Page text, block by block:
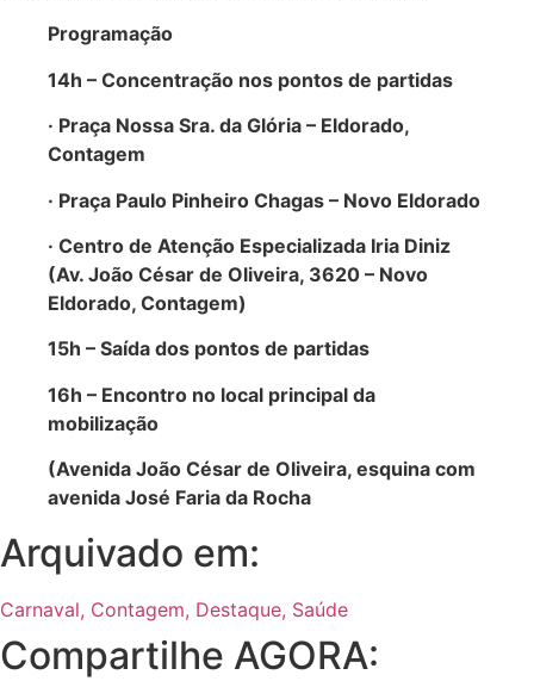
Programação
14h – Concentração nos pontos de partidas
· Praça Nossa Sra. da Glória – Eldorado,
Contagem
· Praça Paulo Pinheiro Chagas – Novo Eldorado
· Centro de Atenção Especializada Iria Diniz
(Av. João César de Oliveira, 3620 – Novo
Eldorado, Contagem)
15h – Saída dos pontos de partidas
16h – Encontro no local principal da
mobilização
(Avenida João César de Oliveira, esquina com
avenida José Faria da Rocha
Arquivado em:
Carnaval, Contagem, Destaque, Saúde
Compartilhe AGORA: